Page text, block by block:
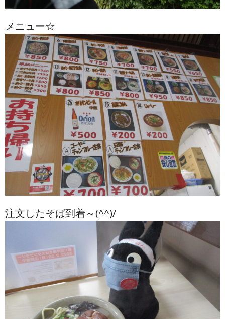
メニュー☆
注文したそば到着～(^^)/